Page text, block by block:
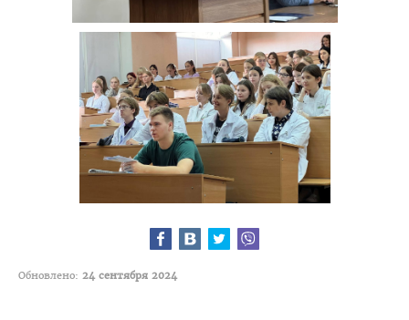
Единый день голосования
Навстречу референдуму
Год народного единства
Стратегия: Молодежь Беларуси - 20.30
Военно-патриотический Клуб «Служу Отечеству»
ПОО «Белорусский Союз Женщин»
Совет ветеранов ВГМУ
Каталог учебных дисциплин
Обновлено: 24 сентября 2024